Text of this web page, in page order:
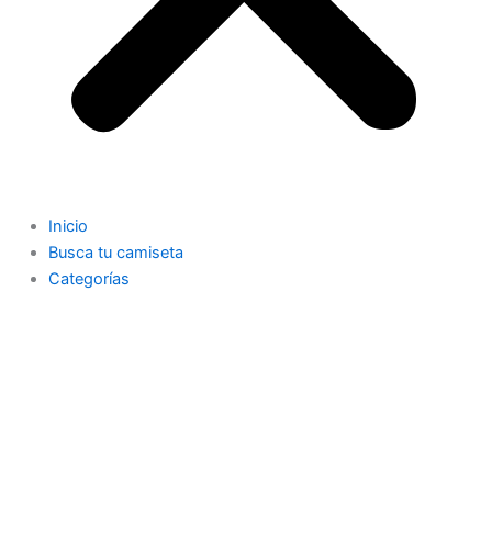
Inicio
Busca tu camiseta
Categorías